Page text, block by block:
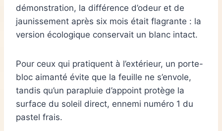
démonstration, la différence d’odeur et de
jaunissement après six mois était flagrante : la
version écologique conservait un blanc intact.
Pour ceux qui pratiquent à l’extérieur, un porte-
bloc aimanté évite que la feuille ne s’envole,
tandis qu’un parapluie d’appoint protège la
surface du soleil direct, ennemi numéro 1 du
pastel frais.